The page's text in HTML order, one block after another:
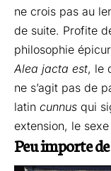
ne crois pas au
de suite. Profite
philosophie
Alea jacta est, le
ne s’agit pas de
latin cunnus qui
extension, le
Peu importe